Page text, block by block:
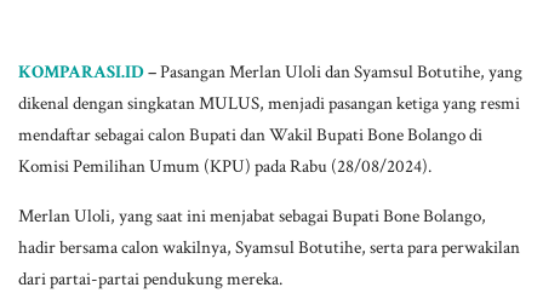
KOMPARASI.ID–Pasangan Merlan Uloli dan Syamsul Botutihe, yang
dikenal dengan singkatan MULUS, menjadi pasangan ketiga yang resmi
mendaftar sebagai calon Bupati dan Wakil Bupati Bone Bolango di
Komisi Pemilihan Umum (KPU) pada Rabu (28/08/2024).
Merlan Uloli, yang saat ini menjabat sebagai Bupati Bone Bolango,
hadir bersama calon wakilnya, Syamsul Botutihe, serta para perwakilan
dari partai-partai pendukung mereka.